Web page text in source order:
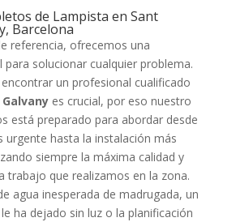
de Lampista en Sant
Barcelona
referencia, ofrecemos una
para solucionar cualquier problema.
un profesional cualificado
es crucial, por eso nuestro
está preparado para abordar desde
urgente hasta la instalación más
siempre la máxima calidad y
trabajo que realizamos en la zona.
agua inesperada de madrugada, un
ha dejado sin luz o la planificación